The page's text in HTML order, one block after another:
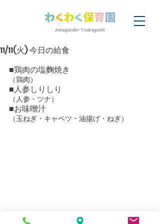
Amagasaki-Tsukaguchi
11/11(火) 今日の給食
■鶏肉の塩麴焼き
（鶏肉）
■人参しりしり
（人参・ツナ）
■お味噌汁
（玉ねぎ・キャベツ・油揚げ・ねぎ）